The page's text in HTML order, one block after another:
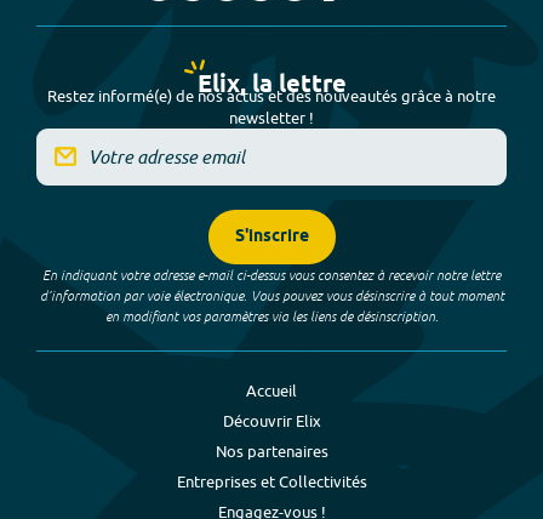
Elix, la lettre
Restez informé(e) de nos actus et des nouveautés grâce à notre
newsletter !
S'inscrire
En indiquant votre adresse e-mail ci-dessus vous consentez à recevoir notre lettre
d’information par voie électronique. Vous pouvez vous désinscrire à tout moment
en modifiant vos paramètres via les liens de désinscription.
Accueil
Découvrir Elix
Nos partenaires
Entreprises et Collectivités
Engagez-vous !